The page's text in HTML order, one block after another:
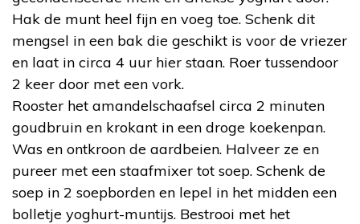
Hak de munt heel fijn en voeg toe. Schenk dit
mengsel in een bak die geschikt is voor de vriezer
en laat in circa 4 uur hier staan. Roer tussendoor
2 keer door met een vork.
Rooster het amandelschaafsel circa 2 minuten
goudbruin en krokant in een droge koekenpan.
Was en ontkroon de aardbeien. Halveer ze en
pureer met een staafmixer tot soep. Schenk de
soep in 2 soepborden en lepel in het midden een
bolletje yoghurt-muntijs. Bestrooi met het